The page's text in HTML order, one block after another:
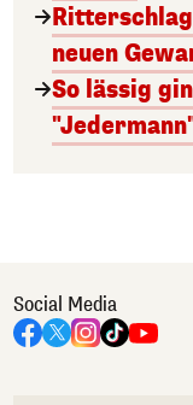
neuen
So lässig
Social Media